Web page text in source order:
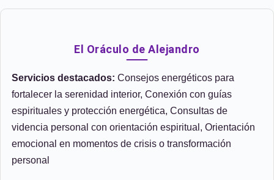
El Oráculo de Alejandro
Servicios destacados: Consejos energéticos para
fortalecer la serenidad interior, Conexión con guías
espirituales y protección energética, Consultas de
videncia personal con orientación espiritual, Orientación
emocional en momentos de crisis o transformación
personal